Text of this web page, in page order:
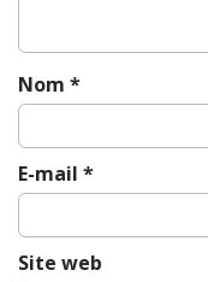
Nom *
E-mail *
Site web